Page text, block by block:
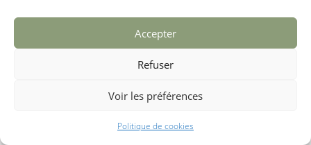
Accepter
Refuser
Voir les préférences
Politique de cookies